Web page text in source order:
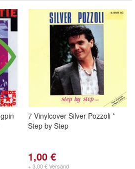
7 Vinylcover Silver Pozzoli *
Step by Step
1,00 €
+ 3,00 € Versand